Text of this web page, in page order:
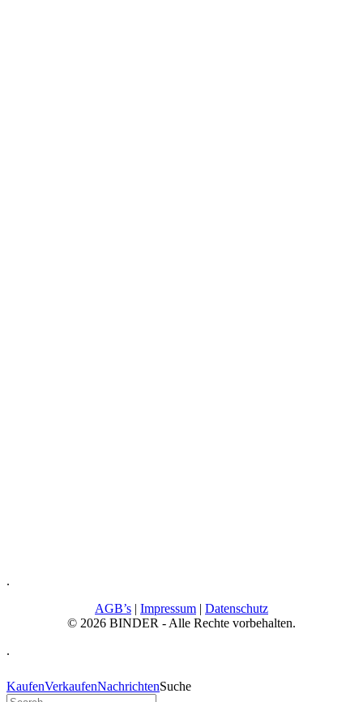
.
AGB’s | Impressum | Datenschutz
© 2026 BINDER - Alle Rechte vorbehalten.
.
KaufenVerkaufenNachrichtenSuche